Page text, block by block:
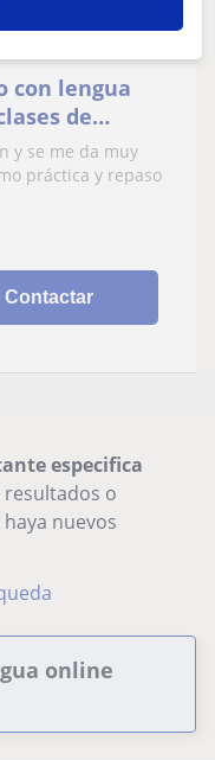
con lengua
de
y se me da muy
práctica y repaso
Contactar
especifica
o
nuevos
online